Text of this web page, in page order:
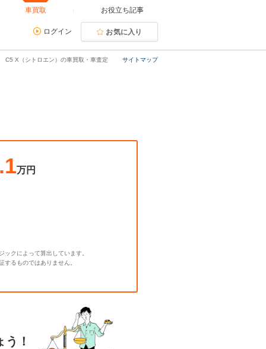
車買取 お役立ち記事
ログイン お気に入り
サイトマップ
C5 X（シトロエン）の車買取・車査定
万円
クによって算出しています。
るものではありません。
う！